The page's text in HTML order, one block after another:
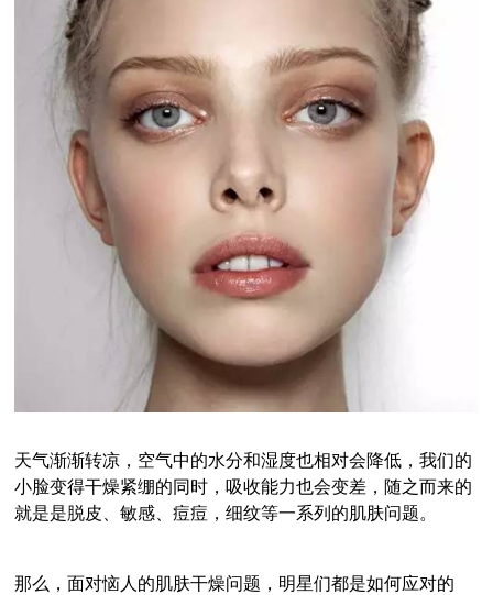
天气渐渐转凉，空气中的水分和湿度也相对会降低，我们的
小脸变得干燥紧绷的同时，吸收能力也会变差，随之而来的
就是是脱皮、敏感、痘痘，细纹等一系列的肌肤问题。
那么，面对恼人的肌肤干燥问题，明星们都是如何应对的